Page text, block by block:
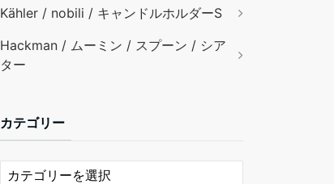
Kähler / nobili / キャンドルホルダーS
Hackman / ムーミン / スプーン / シア
ター
カテゴリー